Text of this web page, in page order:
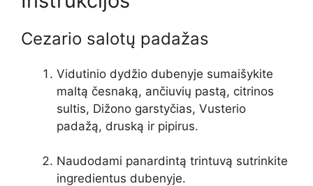
Cezario salotų padažas
Vidutinio dydžio dubenyje sumaišykite
maltą česnaką, ančiuvių pastą, citrinos
sultis, Dižono garstyčias, Vusterio
padažą, druską ir pipirus.
Naudodami panardintą trintuvą sutrinkite
ingredientus dubenyje.